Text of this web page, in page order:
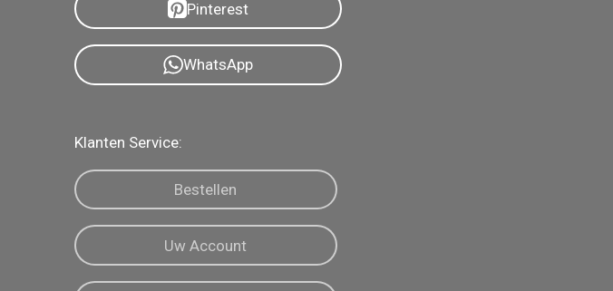
Pinterest
WhatsApp
Klanten Service:
Bestellen
Uw Account